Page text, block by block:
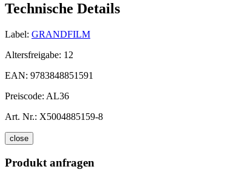
Technische Details
Label: GRANDFILM
Altersfreigabe: 12
EAN: 9783848851591
Preiscode: AL36
Art. Nr.: X5004885159-8
close
Produkt anfragen